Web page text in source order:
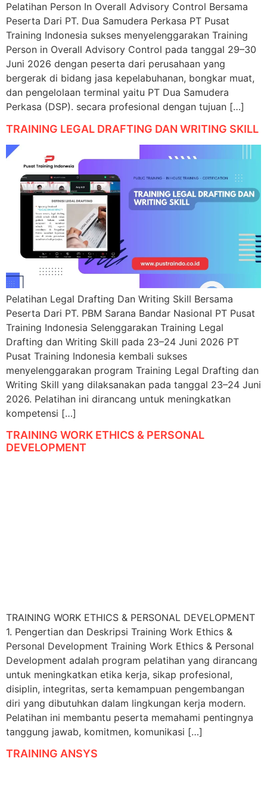
Pelatihan Person In Overall Advisory Control Bersama
Peserta Dari PT. Dua Samudera Perkasa PT Pusat
Training Indonesia sukses menyelenggarakan Training
Person in Overall Advisory Control pada tanggal 29–30
Juni 2026 dengan peserta dari perusahaan yang
bergerak di bidang jasa kepelabuhanan, bongkar muat,
dan pengelolaan terminal yaitu PT Dua Samudera
Perkasa (DSP). secara profesional dengan tujuan […]
TRAINING LEGAL DRAFTING DAN WRITING SKILL
Pelatihan Legal Drafting Dan Writing Skill Bersama
Peserta Dari PT. PBM Sarana Bandar Nasional PT Pusat
Training Indonesia Selenggarakan Training Legal
Drafting dan Writing Skill pada 23–24 Juni 2026 PT
Pusat Training Indonesia kembali sukses
menyelenggarakan program Training Legal Drafting dan
Writing Skill yang dilaksanakan pada tanggal 23–24 Juni
2026. Pelatihan ini dirancang untuk meningkatkan
kompetensi […]
TRAINING WORK ETHICS & PERSONAL
DEVELOPMENT
TRAINING WORK ETHICS & PERSONAL DEVELOPMENT
1. Pengertian dan Deskripsi Training Work Ethics &
Personal Development Training Work Ethics & Personal
Development adalah program pelatihan yang dirancang
untuk meningkatkan etika kerja, sikap profesional,
disiplin, integritas, serta kemampuan pengembangan
diri yang dibutuhkan dalam lingkungan kerja modern.
Pelatihan ini membantu peserta memahami pentingnya
tanggung jawab, komitmen, komunikasi […]
TRAINING ANSYS